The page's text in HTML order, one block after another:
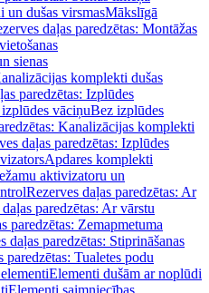
un dušas virsmasMākslīgā
daļas paredzētas: Montāžas
sienas
komplekti dušas
paredzētas: Izplūdes
vāciņuBez izplūdes
Kanalizācijas komplekti
daļas paredzētas: Izplūdes
Apdares komplekti
aktivizatoru un
Rezerves daļas paredzētas: Ar
paredzētas: Ar vārstu
paredzētas: Zemapmetuma
daļas paredzētas: Stiprināšanas
paredzētas: Tualetes podu
Elementi dušām ar noplūdi
Elementi saimniecības